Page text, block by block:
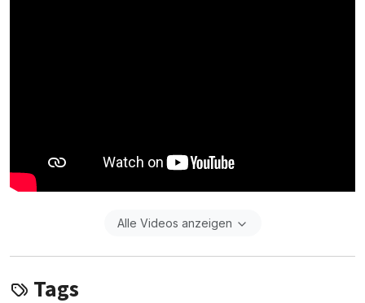
Alle Videos anzeigen
Tags